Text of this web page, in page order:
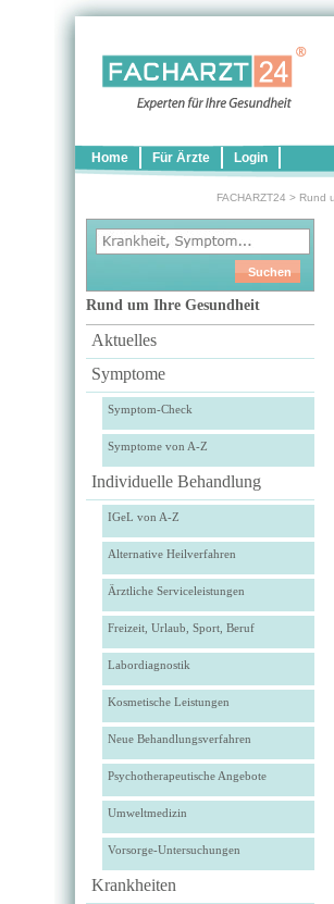
Home Für Ärzte Login
FACHARZT24 > Rund
Rund um Ihre Gesundheit
Aktuelles
Symptome
Symptom-Check
Symptome von A-Z
Individuelle Behandlung
IGeL von A-Z
Alternative Heilverfahren
Ärztliche Serviceleistungen
Freizeit, Urlaub, Sport, Beruf
Labordiagnostik
Kosmetische Leistungen
Neue Behandlungsverfahren
Psychotherapeutische Angebote
Umweltmedizin
Vorsorge-Untersuchungen
Krankheiten